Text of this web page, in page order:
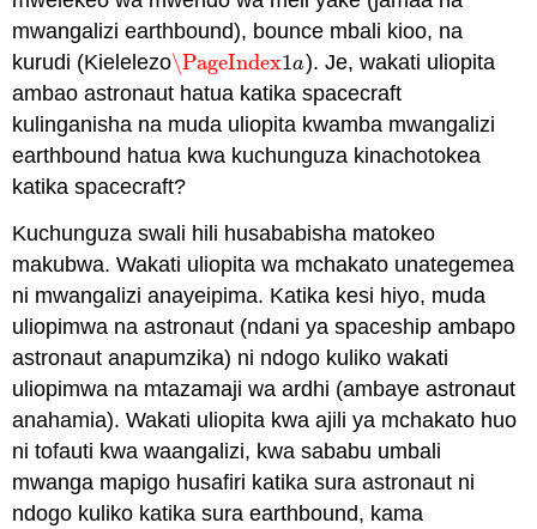
mwangalizi earthbound), bounce mbali kioo, na
kurudi (Kielelezo\PageIndex1a
\PageIndex1a). Je, wakati uliopita
ambao astronaut hatua katika spacecraft
kulinganisha na muda uliopita kwamba mwangalizi
earthbound hatua kwa kuchunguza kinachotokea
katika spacecraft?
Kuchunguza swali hili husababisha matokeo
makubwa. Wakati uliopita wa mchakato unategemea
ni mwangalizi anayeipima. Katika kesi hiyo, muda
uliopimwa na astronaut (ndani ya spaceship ambapo
astronaut anapumzika) ni ndogo kuliko wakati
uliopimwa na mtazamaji wa ardhi (ambaye astronaut
anahamia). Wakati uliopita kwa ajili ya mchakato huo
ni tofauti kwa waangalizi, kwa sababu umbali
mwanga mapigo husafiri katika sura astronaut ni
ndogo kuliko katika sura earthbound, kama